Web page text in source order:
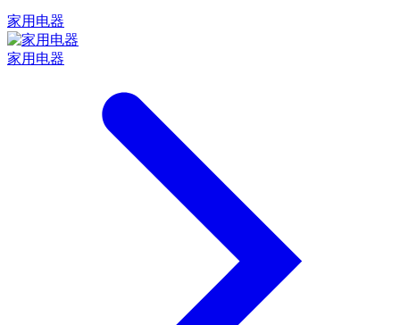
家用电器
家用电器